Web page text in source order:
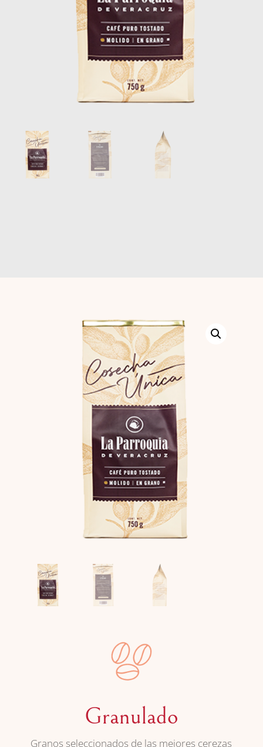
Granulado
Granos seleccionados de las mejores cerezas